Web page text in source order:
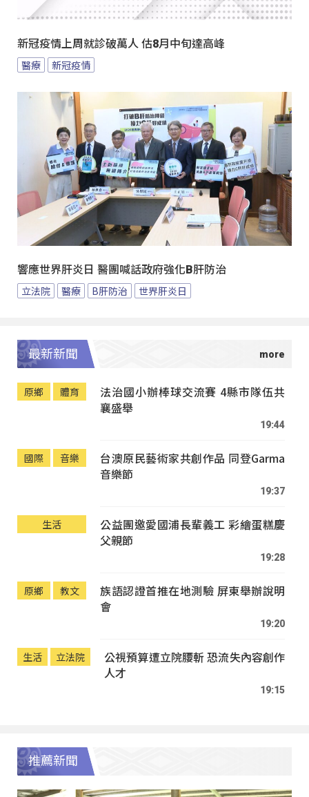
新冠疫情上周就診破萬人 估8月中旬達高峰
醫療 新冠疫情
響應世界肝炎日 醫團喊話政府強化B肝防治
立法院 醫療 B肝防治 世界肝炎日
最新新聞
原鄉 體育
法治國小辦棒球交流賽 4縣市隊伍共
襄盛舉
19:44
國際 音樂
台澳原民藝術家共創作品 同登Garma
音樂節
19:37
生活
公益團邀愛國浦長輩義工 彩繪蛋糕慶
父親節
19:28
原鄉 教文
族語認證首推在地測驗 屏東舉辦說明
會
19:20
生活 立法院
公視預算遭立院腰斬 恐流失內容創作
人才
19:15
推薦新聞